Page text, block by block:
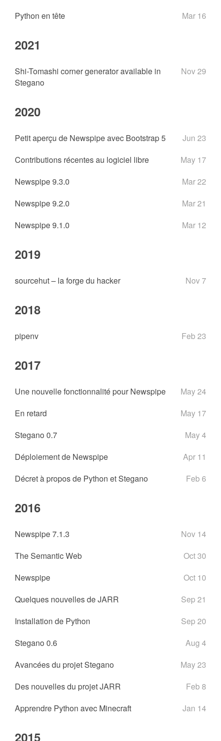
Python en tête
Mar 16
2021
Shi-Tomashi corner generator available in
Stegano
Nov 29
2020
Petit aperçu de Newspipe avec Bootstrap 5
Jun 23
Contributions récentes au logiciel libre
May 17
Newspipe 9.3.0
Mar 22
Newspipe 9.2.0
Mar 21
Newspipe 9.1.0
Mar 12
2019
sourcehut – la forge du hacker Nov 7
2018
pipenv Feb 23
2017
Une nouvelle fonctionnalité pour Newspipe
May 24
En retard
May 17
Stegano 0.7
May 4
Déploiement de Newspipe
Apr 11
Décret à propos de Python et Stegano
Feb 6
2016
Newspipe 7.1.3
Nov 14
The Semantic Web
Oct 30
Newspipe
Oct 10
Quelques nouvelles de JARR
Sep 21
Installation de Python
Sep 20
Stegano 0.6
Aug 4
Avancées du projet Stegano
May 23
Des nouvelles du projet JARR
Feb 8
Apprendre Python avec Minecraft
Jan 14
2015